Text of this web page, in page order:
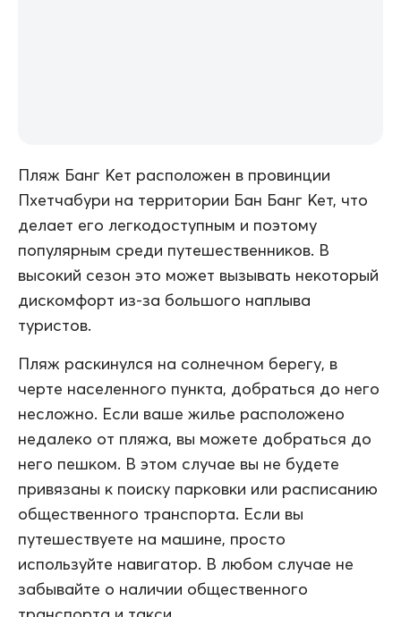
Пляж Банг Кет расположен в провинции
Пхетчабури на территории Бан Банг Кет, что
делает его легкодоступным и поэтому
популярным среди путешественников. В
высокий сезон это может вызывать некоторый
дискомфорт из-за большого наплыва
туристов.
Пляж раскинулся на солнечном берегу, в
черте населенного пункта, добраться до него
несложно. Если ваше жилье расположено
недалеко от пляжа, вы можете добраться до
него пешком. В этом случае вы не будете
привязаны к поиску парковки или расписанию
общественного транспорта. Если вы
путешествуете на машине, просто
используйте навигатор. В любом случае не
забывайте о наличии общественного